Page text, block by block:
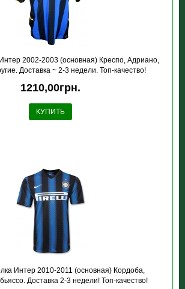
2002-2003 (основная) Креспо, Адриано,
Доставка ~ 2-3 недели. Топ-качество!
1210,00грн.
КУПИТЬ
Интер 2010-2011 (основная) Кордоба,
Доставка 2-3 недели! Топ-качество!